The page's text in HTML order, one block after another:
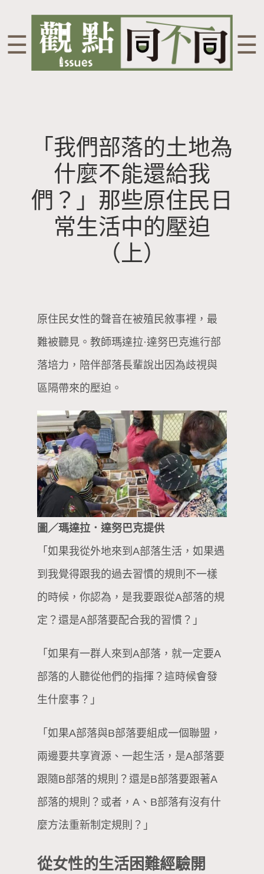
☰ ☰
「我們部落的土地為
什麼不能還給我
們？」那些原住民日
常生活中的壓迫
（上）
原住民女性的聲音在被殖民敘事裡，最
難被聽見。教師瑪達拉·達努巴克進行部
落培力，陪伴部落長輩說出因為歧視與
區隔帶來的壓迫。
圖／瑪達拉．達努巴克提供
「如果我從外地來到A部落生活，如果遇
到我覺得跟我的過去習慣的規則不一樣
的時候，你認為，是我要跟從A部落的規
定？還是A部落要配合我的習慣？」
「如果有一群人來到A部落，就一定要A
部落的人聽從他們的指揮？這時候會發
生什麼事？」
「如果A部落與B部落要組成一個聯盟，
兩邊要共享資源、一起生活，是A部落要
跟隨B部落的規則？還是B部落要跟著A
部落的規則？或者，A、B部落有沒有什
麼方法重新制定規則？」
從女性的生活困難經驗開